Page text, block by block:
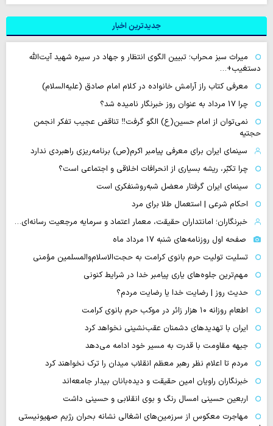
جدیدترین اخبار
میراث سبز محراب؛ تبیین الگوی انتظار و جهاد در سیره شهید آیت‌الله
دستغیب+…
معرفی کتاب راز آرامش خانواده در کلام امام صادق (علیه‌السلام)
چرا 17 مرداد به عنوان روز خبرنگار نامیده شد؟
نمی‌توان از امام حسین(ع) الگو گرفت‼ تناقض عجیب تفکر انجمن
حجتیه
سینمای ایران برای معرفی پیامبر اکرم(ص) برنامه‌ریزی راهبردی ندارد
چرا تکبّر، ریشه بسیاری از انحرافات اخلاقی و اجتماعی است؟
سینمای ایران گرفتار معضل شبه‌روشنفکری است
احکام شرعی | استعمال طلا برای مرد
خبرنگاران؛ امانتداران حقیقت، معمار اعتماد و سرمایه مرجعیت رسانه‌ای…
صفحه اول روزنامه‌های شنبه ۱۷ مرداد ماه
تسلیت تولیت حرم بانوی کرامت به حجت‌الاسلام‌والمسلمین مؤمنی
مهم‌ترین جلوه‌های یاری پیامبر خدا در شرایط کنونی
حدیث روز | رضایت خدا یا رضایت مردم؟
اطعام روزانه ۱۰ هزار زائر در موکب حرم بانوی کرامت
ایران با تهدیدهای دشمنان عقب‌نشینی نخواهد کرد
جبهه مقاومت با قدرت به مسیر خود ادامه می‌دهد
مردم تا اعلام نظر رهبر معظم انقلاب میدان را ترک نخواهند کرد
خبرنگاران راویان امین حقیقت و دیده‌بانان بیدار جامعه‌اند
اربعین حسینی امسال رنگ و بوی انقلابی و حسینی داشت
مهاجرت معکوس از سرزمین‌های اشغالی نشانه بحران رژیم صهیونیستی